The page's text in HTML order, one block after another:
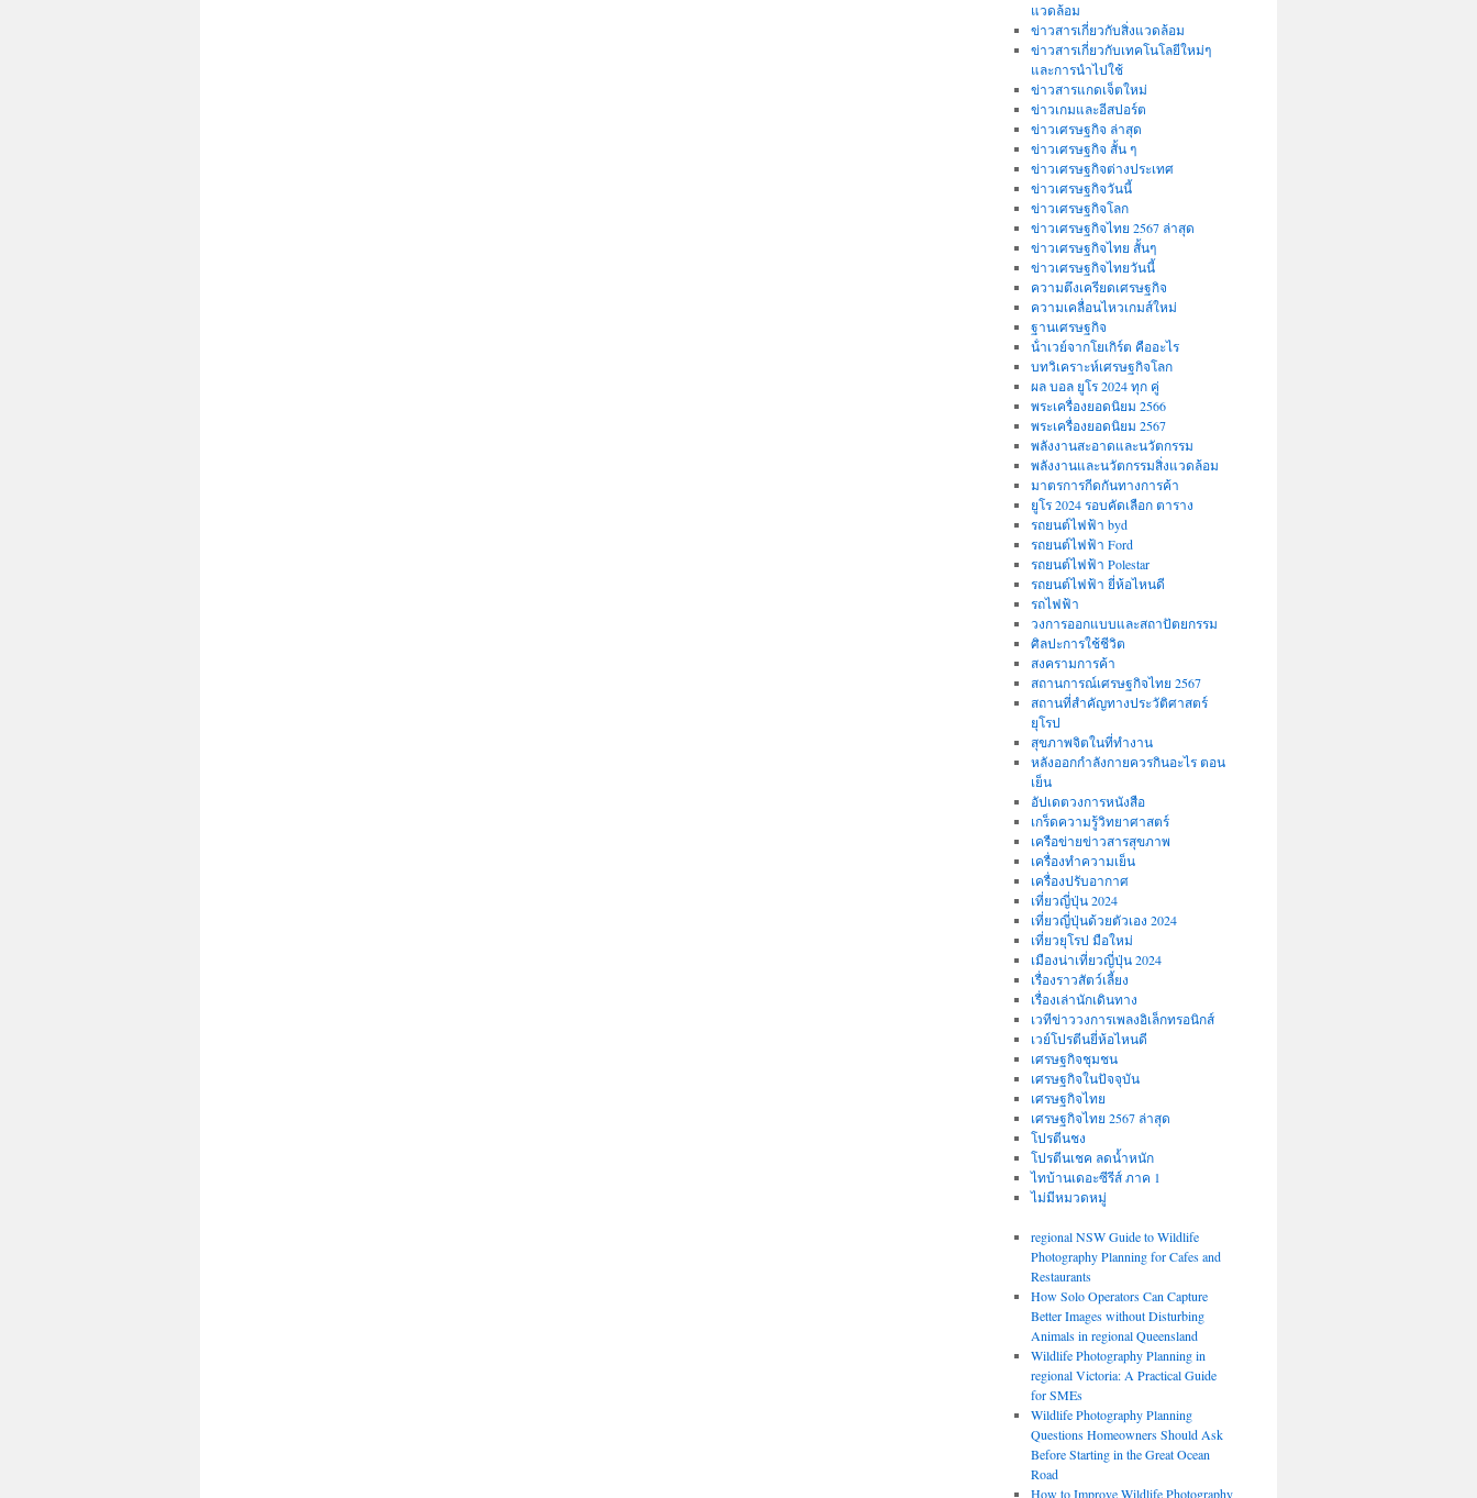
แวดล้อม
ข่าวสารเกี่ยวกับสิ่งแวดล้อม
ข่าวสารเกี่ยวกับเทคโนโลยีใหม่ๆ
และการนำไปใช้
ข่าวสารแกดเจ็ตใหม่
ข่าวเกมและอีสปอร์ต
ข่าวเศรษฐกิจ ล่าสุด
ข่าวเศรษฐกิจ สั้น ๆ
ข่าวเศรษฐกิจต่างประเทศ
ข่าวเศรษฐกิจวันนี้
ข่าวเศรษฐกิจโลก
ข่าวเศรษฐกิจไทย 2567 ล่าสุด
ข่าวเศรษฐกิจไทย สั้นๆ
ข่าวเศรษฐกิจไทยวันนี้
ความตึงเครียดเศรษฐกิจ
ความเคลื่อนไหวเกมส์ใหม่
ฐานเศรษฐกิจ
น้ําเวย์จากโยเกิร์ต คืออะไร
บทวิเคราะห์เศรษฐกิจโลก
ผล บอล ยูโร 2024 ทุก คู่
พระเครื่องยอดนิยม 2566
พระเครื่องยอดนิยม 2567
พลังงานสะอาดและนวัตกรรม
พลังงานและนวัตกรรมสิ่งแวดล้อม
มาตรการกีดกันทางการค้า
ยูโร 2024 รอบคัดเลือก ตาราง
รถยนต์ไฟฟ้า byd
รถยนต์ไฟฟ้า Ford
รถยนต์ไฟฟ้า Polestar
รถยนต์ไฟฟ้า ยี่ห้อไหนดี
รถไฟฟ้า
วงการออกแบบและสถาปัตยกรรม
ศิลปะการใช้ชีวิต
สงครามการค้า
สถานการณ์เศรษฐกิจไทย 2567
สถานที่สําคัญทางประวัติศาสตร์
ยุโรป
สุขภาพจิตในที่ทำงาน
หลังออกกําลังกายควรกินอะไร ตอน
เย็น
อัปเดตวงการหนังสือ
เกร็ดความรู้วิทยาศาสตร์
เครือข่ายข่าวสารสุขภาพ
เครื่องทำความเย็น
เครื่องปรับอากาศ
เที่ยวญี่ปุ่น 2024
เที่ยวญี่ปุ่นด้วยตัวเอง 2024
เที่ยวยุโรป มือใหม่
เมืองน่าเที่ยวญี่ปุ่น 2024
เรื่องราวสัตว์เลี้ยง
เรื่องเล่านักเดินทาง
เวทีข่าววงการเพลงอิเล็กทรอนิกส์
เวย์โปรตีนยี่ห้อไหนดี
เศรษฐกิจชุมชน
เศรษฐกิจในปัจจุบัน
เศรษฐกิจไทย
เศรษฐกิจไทย 2567 ล่าสุด
โปรตีนชง
โปรตีนเชค ลดน้ำหนัก
ไทบ้านเดอะซีรีส์ ภาค 1
ไม่มีหมวดหมู่
regional NSW Guide to Wildlife
Photography Planning for Cafes and
Restaurants
How Solo Operators Can Capture
Better Images without Disturbing
Animals in regional Queensland
Wildlife Photography Planning in
regional Victoria: A Practical Guide
for SMEs
Wildlife Photography Planning
Questions Homeowners Should Ask
Before Starting in the Great Ocean
Road
How to Improve Wildlife Photography